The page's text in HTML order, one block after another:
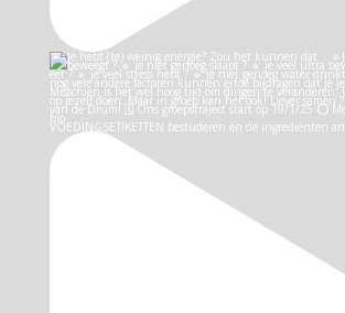
VOEDINGSETIKETTEN bestuderen en de ingrediënten an